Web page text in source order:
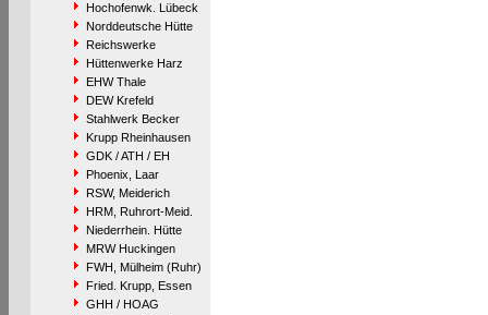
Hochofenwk. Lübeck
Norddeutsche Hütte
Reichswerke
Hüttenwerke Harz
EHW Thale
DEW Krefeld
Stahlwerk Becker
Krupp Rheinhausen
GDK / ATH / EH
Phoenix, Laar
RSW, Meiderich
HRM, Ruhrort-Meid.
Niederrhein. Hütte
MRW Huckingen
FWH, Mülheim (Ruhr)
Fried. Krupp, Essen
GHH / HOAG